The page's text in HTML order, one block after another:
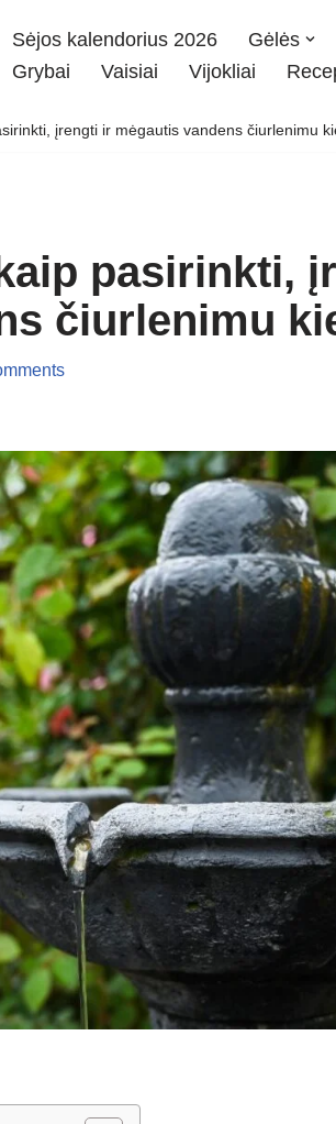
Sėjos kalendorius 2026 Gėlės
Grybai
Vaisiai Vijokliai
įrengti ir mėgautis vandens čiurlenimu
pasirinkti,
čiurlenimu